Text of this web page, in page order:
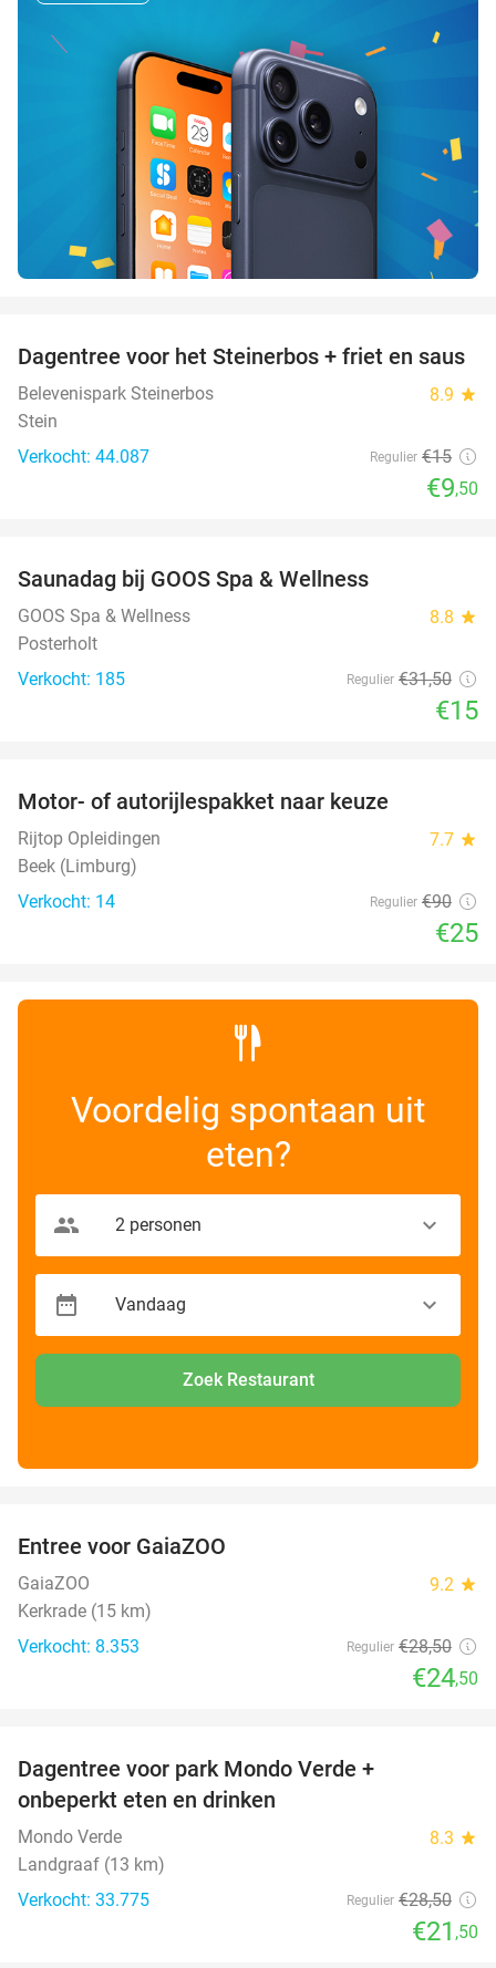
37%
Dagentree voor het Steinerbos + friet en saus
Belevenispark Steinerbos 8.9 star
Stein
Verkocht: 44.087
Regulier €15
€9,50
Saunadag bij GOOS Spa & Wellness
GOOS Spa & Wellness 8.8 star
Posterholt
Verkocht: 185
Regulier €31,50
€15
Motor- of autorijlespakket naar keuze
Rijtop Opleidingen 7.7 star
Beek (Limburg)
Verkocht: 14
Regulier €90
€25
Voordelig spontaan uit
eten?
Zoek Restaurant
Entree voor GaiaZOO
GaiaZOO 9.2 star
Kerkrade (15 km)
Verkocht: 8.353
Regulier €28,50
€24,50
Dagentree voor park Mondo Verde +
onbeperkt eten en drinken
Mondo Verde 8.3 star
Landgraaf (13 km)
Verkocht: 33.775
Regulier €28,50
€21 ,50